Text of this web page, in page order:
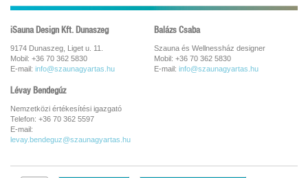
iSauna Design Kft. Dunaszeg
9174 Dunaszeg, Liget u. 11.
Mobil: +36 70 362 5830
E-mail: info@szaunagyartas.hu
Balázs Csaba
Szauna és Wellnessház designer
Mobil: +36 70 362 5830
E-mail: info@szaunagyartas.hu
Lévay Bendegúz
Nemzetközi értékesítési igazgató
Telefon: +36 70 362 5597
E-mail:
levay.bendeguz@szaunagyartas.hu